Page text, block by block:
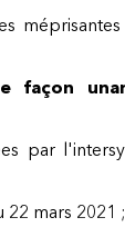
façon
par
mars 2021 ;